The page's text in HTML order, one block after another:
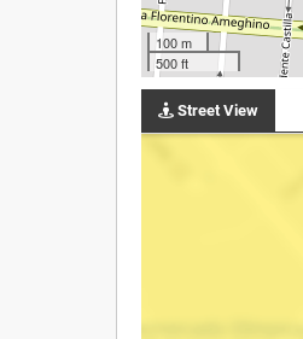
100 m
500 ft
Street View